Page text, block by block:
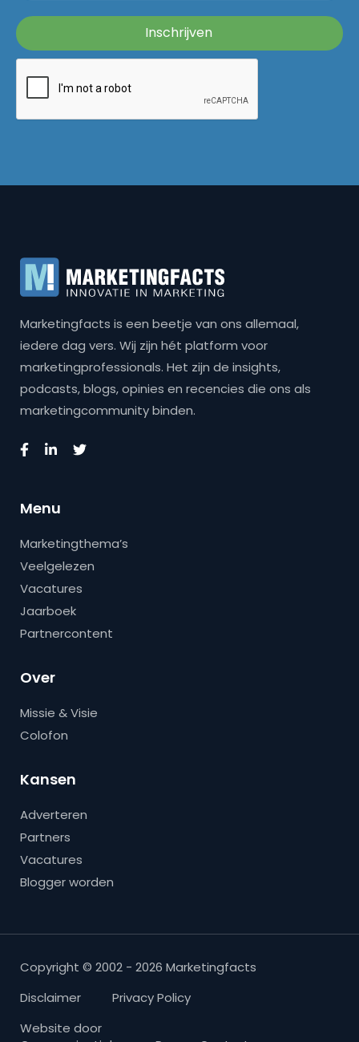
Marketingfacts is een beetje van ons allemaal,
iedere dag vers. Wij zijn hét platform voor
marketingprofessionals. Het zijn de insights,
podcasts, blogs, opinies en recencies die ons als
marketingcommunity binden.
Menu
Marketingthema’s
Veelgelezen
Vacatures
Jaarboek
Partnercontent
Over
Missie & Visie
Colofon
Kansen
Adverteren
Partners
Vacatures
Blogger worden
Copyright © 2002 - 2026 Marketingfacts
Disclaimer
Privacy Policy
Website door